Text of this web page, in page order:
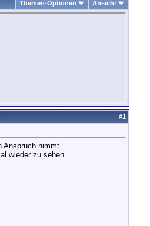
Themen-Optionen Ansicht
#1
Anspruch nimmt.
wieder zu sehen.